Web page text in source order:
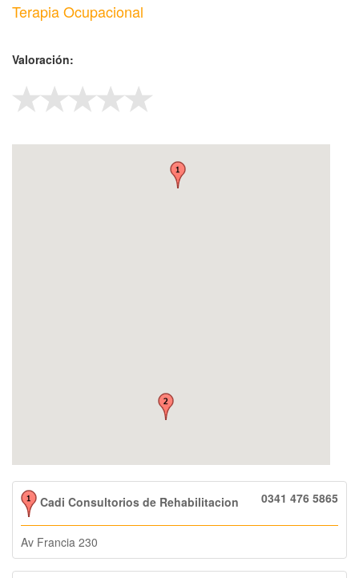
Terapia Ocupacional
Valoración:
Cadi Consultorios de Rehabilitacion 0341 476 5865
Av Francia 230